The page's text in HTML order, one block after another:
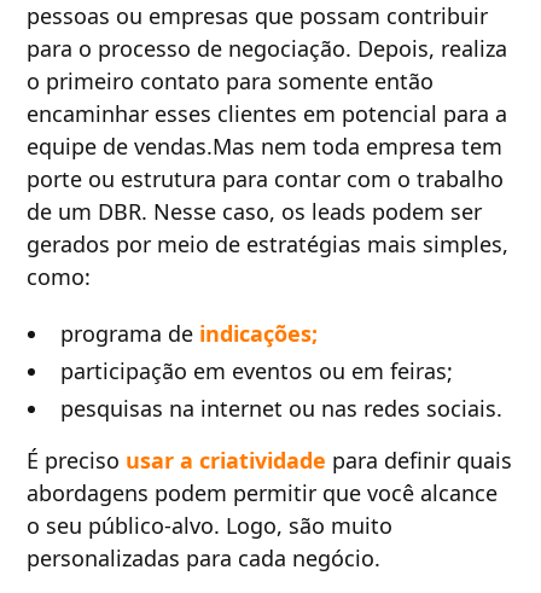
pessoas ou empresas que possam contribuir
para o processo de negociação. Depois, realiza
o primeiro contato para somente então
encaminhar esses clientes em potencial para a
equipe de vendas.Mas nem toda empresa tem
porte ou estrutura para contar com o trabalho
de um DBR. Nesse caso, os leads podem ser
gerados por meio de estratégias mais simples,
como:
programa de indicações;
participação em eventos ou em feiras;
pesquisas na internet ou nas redes sociais.
É preciso usar a criatividade para definir quais
abordagens podem permitir que você alcance
o seu público-alvo. Logo, são muito
personalizadas para cada negócio.